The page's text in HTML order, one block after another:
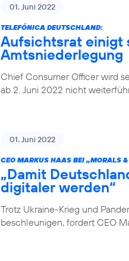
01. Juni 2022
TELEFÓNICA DEUTSCHLAND:
Aufsichtsrat einigt
Amtsniederlegung
Chief Consumer Officer wird
ab 2. Juni 2022 nicht
01. Juni 2022
CEO MARKUS HAAS BEI „MORALS
„Damit
digitaler werden“
Trotz Ukraine-Krieg und
beschleunigen, fordert CEO